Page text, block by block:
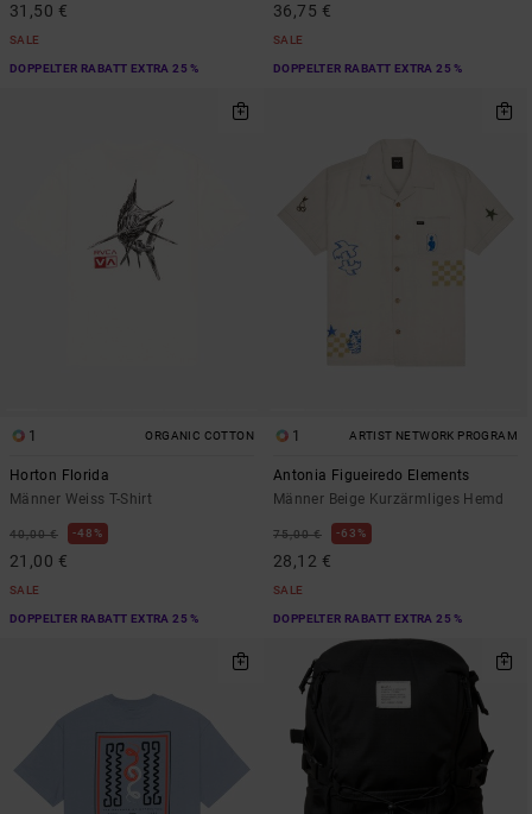
31,50 €
SALE
DOPPELTER RABATT EXTRA 25 %
36,75 €
SALE
DOPPELTER RABATT EXTRA 25 %
1 ORGANIC COTTON
Horton Florida
Männer Weiss T-Shirt
40,00 € 48%
21,00 €
SALE
DOPPELTER RABATT EXTRA 25 %
1 ARTIST NETWORK PROGRAM
Antonia Figueiredo Elements
Männer Beige Kurzärmliges Hemd
75,00 € 63%
28,12 €
SALE
DOPPELTER RABATT EXTRA 25 %